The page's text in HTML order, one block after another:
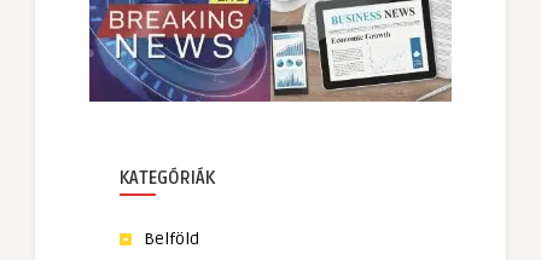
KATEGÓRIÁK
Belföld